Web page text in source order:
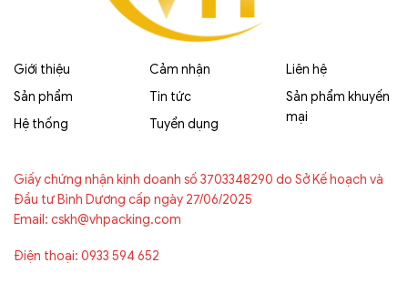
Giới thiệu
Sản phẩm
Hệ thống
Cảm nhận
Tin tức
Tuyển dụng
Liên hệ
Sản phẩm khuyến
mại
Giấy chứng nhận kinh doanh số 3703348290 do Sở Kế hoạch và
Đầu tư Bình Dương cấp ngày 27/06/2025
Email: cskh@vhpacking.com
Điện thoại: 0933 594 652